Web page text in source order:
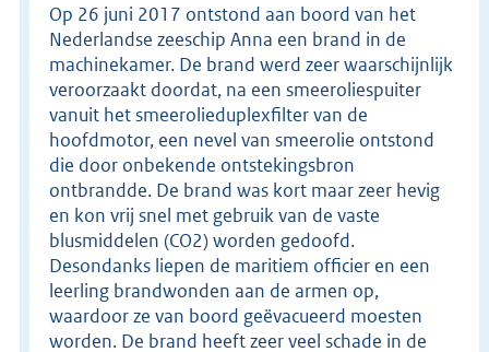
Op 26 juni 2017 ontstond aan boord van het
Nederlandse zeeschip Anna een brand in de
machinekamer. De brand werd zeer waarschijnlijk
veroorzaakt doordat, na een smeeroliespuiter
vanuit het smeerolieduplexfilter van de
hoofdmotor, een nevel van smeerolie ontstond
die door onbekende ontstekingsbron
ontbrandde. De brand was kort maar zeer hevig
en kon vrij snel met gebruik van de vaste
blusmiddelen (CO2) worden gedoofd.
Desondanks liepen de maritiem officier en een
leerling brandwonden aan de armen op,
waardoor ze van boord geëvacueerd moesten
worden. De brand heeft zeer veel schade in de